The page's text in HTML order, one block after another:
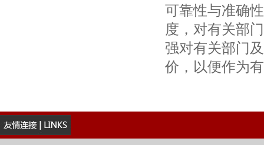
可靠性与准确
度，对有关部
强对有关部门
价，以便作为